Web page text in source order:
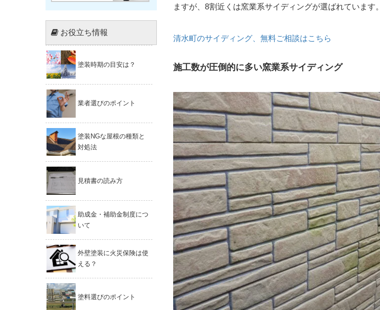
お役立ち情報
塗装時期の目安は？
業者選びのポイント
塗装NGな屋根の種類と
対処法
見積書の読み方
助成金・補助金制度につ
いて
外壁塗装に火災保険は使
える？
塗料選びのポイント
ますが、8割近くは窯業系サイディングが選ばれています。
清水町のサイディング、無料ご相談はこちら
施工数が圧倒的に多い窯業系サイディング